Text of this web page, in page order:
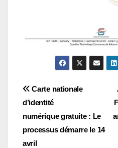
Navigation
de
l’article
Carte nationale
d’identité
numérique gratuite : Le
processus démarre le 14
avril